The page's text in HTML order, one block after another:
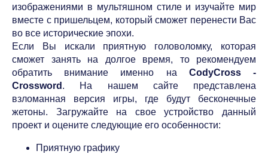
изображениями в мультяшном стиле и изучайте мир
вместе с пришельцем, который сможет перенести Вас
во все исторические эпохи.
Если Вы искали приятную головоломку, которая
сможет занять на долгое время, то рекомендуем
обратить внимание именно на CodyCross -
Crossword . На нашем сайте представлена
взломанная версия игры, где будут бесконечные
жетоны. Загружайте на свое устройство данный
проект и оцените следующие его особенности:
Приятную графику